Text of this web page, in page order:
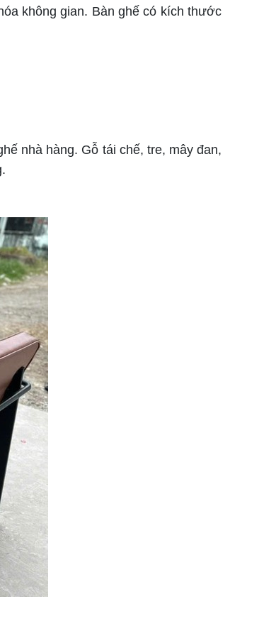
không gian. Bàn ghế có kích thước
nhà hàng. Gỗ tái chế, tre, mây đan,